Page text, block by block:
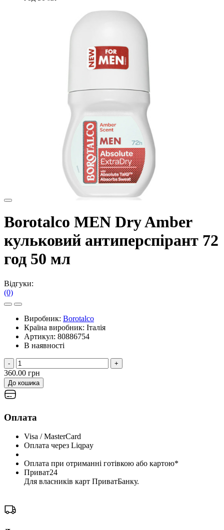
Borotalco MEN Dry Amber
кульковий антиперспірант 72
год 50 мл
Відгуки:
(0)
Виробник: Borotalco
Країна виробник: Італія
Артикул: 80886754
В наявності
- +
360.00 грн
До кошика
Оплата
Visa / MasterCard
Оплата через Liqpay
Оплата при отриманні готівкою або картою*
Приват24
Для власників карт ПриватБанку.